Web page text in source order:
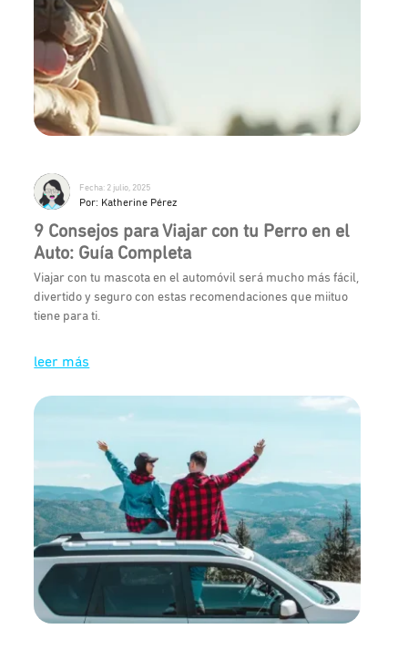
Fecha: 2 julio, 2025
Por: Katherine Pérez
9 Consejos para Viajar con tu Perro en el
Auto: Guía Completa
Viajar con tu mascota en el automóvil será mucho más fácil,
divertido y seguro con estas recomendaciones que miituo
tiene para ti.
leer más